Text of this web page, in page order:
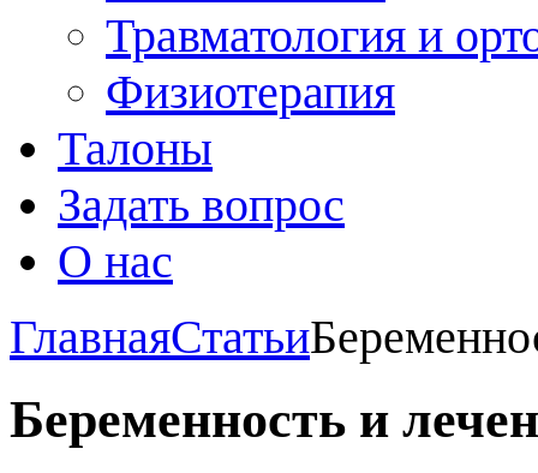
Травматология и
Физиотерапия
Талоны
Задать вопрос
О нас
ГлавнаяСтатьи
Беременность и